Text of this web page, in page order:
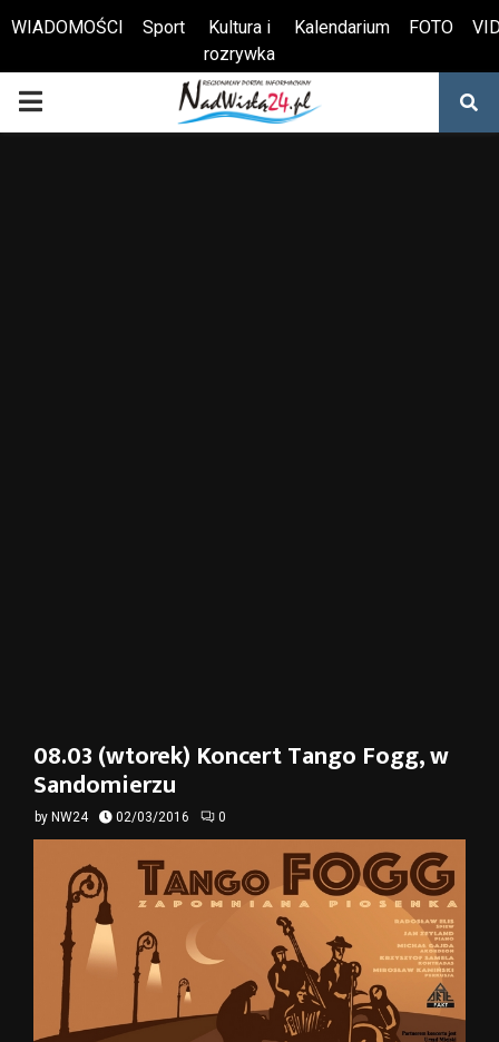
Otwórz pasek narzędzi
WIADOMOŚCI Sport
Kultura i
rozrywka
Kalendarium FOTO
PRIMARY
08.03 (wtorek) Koncert Tango Fogg, w
Sandomierzu
by NW24 02/03/2016 0